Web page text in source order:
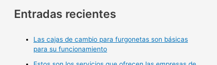
Entradas recientes
Las cajas de cambio para furgonetas son básicas
para su funcionamiento